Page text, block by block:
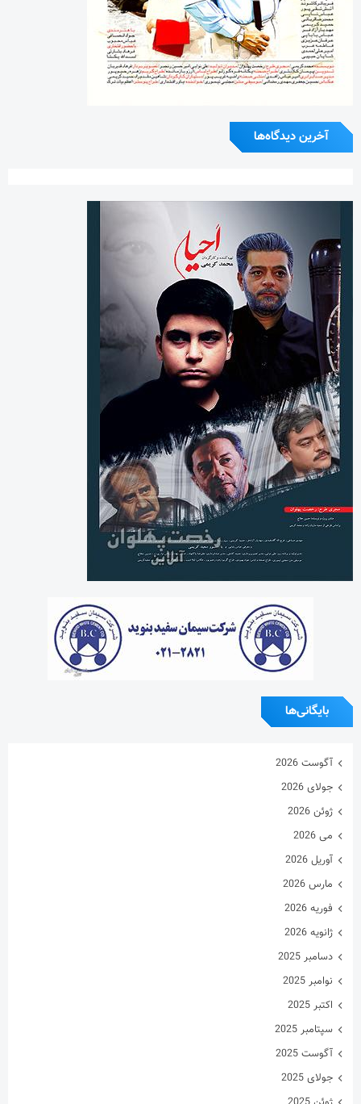
آخرین دیدگاه‌ها
بایگانی‌ها
آگوست 2026
ژوئن 2026
می 2026
آوریل 2026
مارس 2026
فوریه 2026
ژانویه 2026
دسامبر 2025
نوامبر 2025
اکتبر 2025
سپتامبر 2025
آگوست 2025
جولای 2025
ژوئن 2025
آوریل 2025
مارس 2025
فوریه 2025